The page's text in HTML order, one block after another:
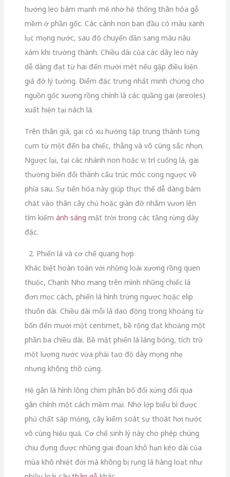
hướng leo bám mạnh mẽ nhờ hệ thống thân hóa gỗ
mềm ở phần gốc. Các cành non ban đầu có màu xanh
lục mọng nước, sau đó chuyển dần sang màu nâu
xám khi trưởng thành. Chiều dài của các dây leo này
dễ dàng đạt từ hai đến mười mét nếu gặp điều kiện
giá đỡ lý tưởng. Điểm đặc trưng nhất minh chứng cho
nguồn gốc xương rồng chính là các quầng gai (areoles)
xuất hiện tại nách lá.
Trên thân già, gai có xu hướng tập trung thành từng
cụm từ một đến ba chiếc, thẳng và vô cùng sắc nhọn.
Ngược lại, tại các nhánh non hoặc vị trí cuống lá, gai
thường biến đổi thành cấu trúc móc cong ngược về
phía sau. Sự tiến hóa này giúp thực thể dễ dàng bám
chặt vào thân cây chủ hoặc giàn đỡ nhằm vươn lên
tìm kiếm ánh sáng mặt trời trong các tầng rừng dày
đặc.
2. Phiến lá và cơ chế quang hợp
Khác biệt hoàn toàn với những loài xương rồng quen
thuộc, Chanh Nho mang trên mình những chiếc lá
đơn mọc cách, phiến lá hình trứng ngược hoặc elip
thuôn dài. Chiều dài mỗi lá dao động trong khoảng từ
bốn đến mười một centimet, bề rộng đạt khoảng một
phần ba chiều dài. Bề mặt phiến lá láng bóng, tích trữ
một lượng nước vừa phải tạo độ dày mọng nhẹ
nhưng không thô cứng.
Hệ gân lá hình lông chim phân bố đối xứng đối qua
gân chính một cách mềm mại. Nhờ lớp biểu bì được
phủ chất sáp mỏng, cây kiểm soát sự thoát hơi nước
vô cùng hiệu quả. Cơ chế sinh lý này cho phép chúng
chịu đựng được những giai đoạn khô hạn kéo dài của
mùa khô nhiệt đới mà không bị rụng lá hàng loạt như